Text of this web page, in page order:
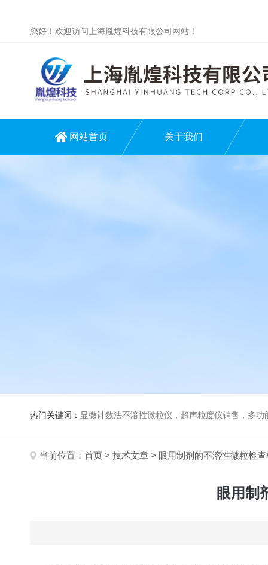
您好！欢迎访问上海胤煌科技有限公司网站！
网站首页 关于我们
热门关键词： 显微计数法不溶性微粒仪，超声粒度仪销售，多功能超声粒度分析仪，粒度及
当前位置： 首页 > 技术文章 > 眼用制剂的不溶性微粒检
眼用制